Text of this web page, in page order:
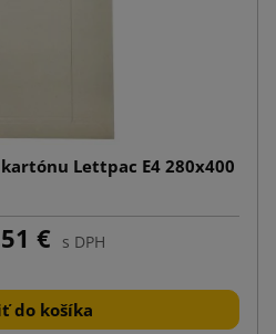
Lettpac E4 280x400
€ s DPH
do košíka